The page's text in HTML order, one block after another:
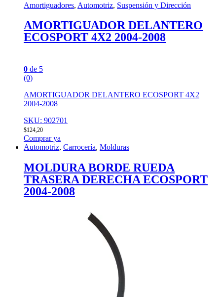
Amortiguadores, Automotriz, Suspensión y Dirección
AMORTIGUADOR DELANTERO
ECOSPORT 4X2 2004-2008
0 de 5
(0)
AMORTIGUADOR DELANTERO ECOSPORT 4X2
2004-2008
SKU: 902701
$124,20
Comprar ya
Automotriz, Carrocería, Molduras
MOLDURA BORDE RUEDA
TRASERA DERECHA ECOSPORT
2004-2008